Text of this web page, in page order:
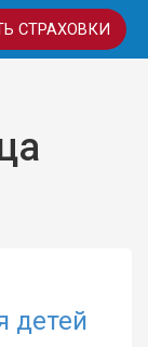
СТРАХОВКИ
детей